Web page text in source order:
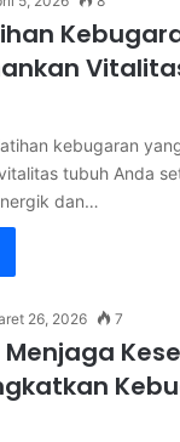
kebugaran
tubuh Anda
dan…
26, 2026 7